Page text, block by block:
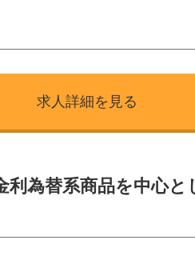
求人詳細を見る
為替系商品を中心